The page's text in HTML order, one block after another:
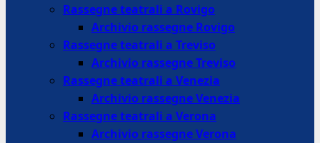
Rassegne teatrali a Rovigo
Archivio rassegne Rovigo
Rassegne teatrali a Treviso
Archivio rassegne Treviso
Rassegne teatrali a Venezia
Archivio rassegne Venezia
Rassegne teatrali a Verona
Archivio rassegne Verona